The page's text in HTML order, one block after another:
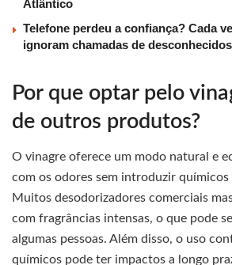
Atlântico
Telefone perdeu a confiança? Cada
ignoram chamadas de desconhecidos
Por que optar pelo
de outros produtos?
O vinagre oferece um modo natural e
com os odores sem introduzir químicos
Muitos desodorizadores comerciais
com fragrâncias intensas, o que pode
algumas pessoas. Além disso, o uso
químicos pode ter impactos a longo